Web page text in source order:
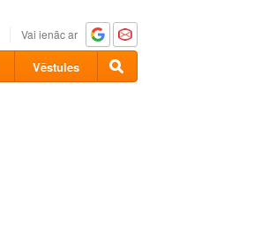
Vai ienāc ar
Vēstules